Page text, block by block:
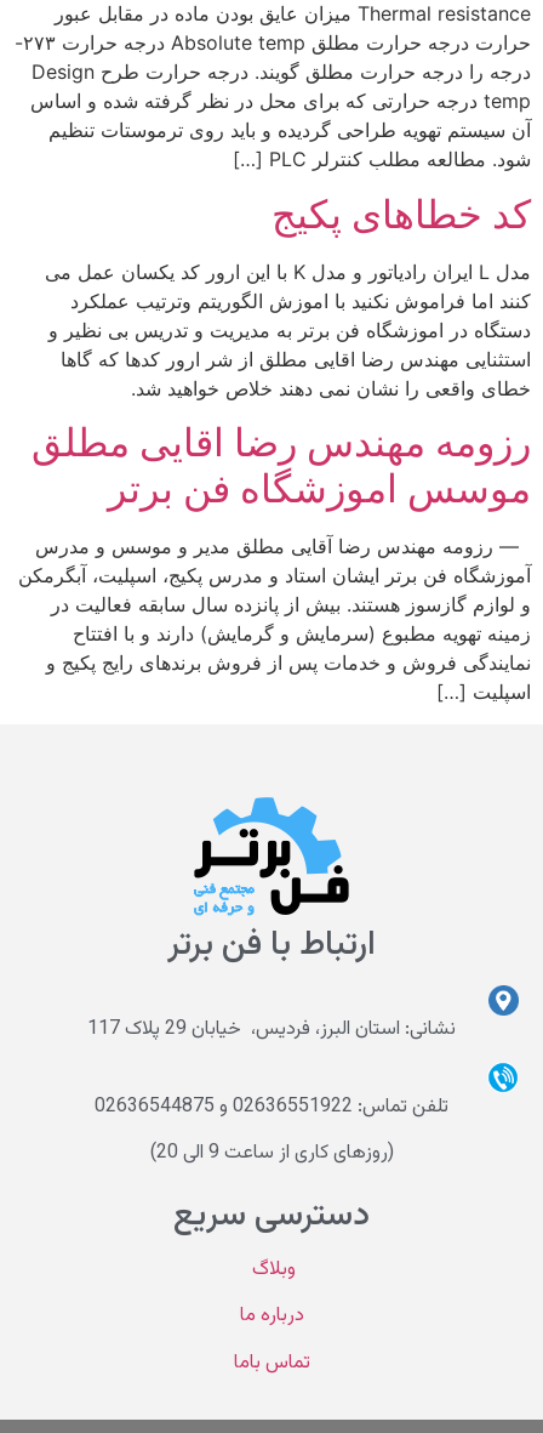
Thermal resistance میزان عایق بودن ماده در مقابل عبور
حرارت درجه حرارت مطلق Absolute temp ‌درجه حرارت ۲۷۳-
درجه را درجه حرارت مطلق گویند. درجه حرارت طرح Design
temp ‌درجه حرارتی که برای محل در نظر گرفته شده و اساس
آن سیستم تهویه طراحی گردیده و باید روی ترموستات تنظیم
شود. مطالعه مطلب کنترلر PLC […]
کد خطاهای پکیج
مدل L ایران رادیاتور و مدل K با این ارور کد یکسان عمل می
کنند اما فراموش نکنید با اموزش الگوریتم وترتیب عملکرد
دستگاه در اموزشگاه فن برتر به مدیریت و تدریس بی نظیر و
استثنایی مهندس رضا اقایی مطلق از شر ارور کدها که گاها
خطای واقعی را نشان نمی دهند خلاص خواهید شد.
رزومه مهندس رضا اقایی مطلق
موسس اموزشگاه فن برتر
— رزومه مهندس رضا آقایی مطلق مدیر و موسس و مدرس
آموزشگاه فن برتر ایشان استاد و مدرس پکیج، اسپلیت، آبگرمکن
و لوازم گازسوز هستند. بیش از پانزده سال سابقه فعالیت در
زمینه تهویه مطبوع (سرمایش و گرمایش) دارند و با افتتاح
نمایندگی فروش و خدمات پس از فروش برندهای رایج پکیج و
اسپلیت […]
ارتباط با فن برتر
نشانی: استان البرز، فردیس، خیابان 29 پلاک 117
تلفن تماس: 02636551922 و 02636544875
(روزهای کاری از ساعت 9 الی 20)
دسترسی سریع
وبلاگ
درباره ما
تماس باما